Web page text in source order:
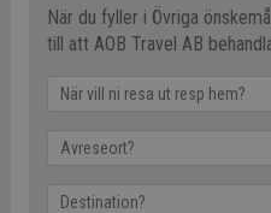
När du fyller i Övriga
till att AOB Travel AB